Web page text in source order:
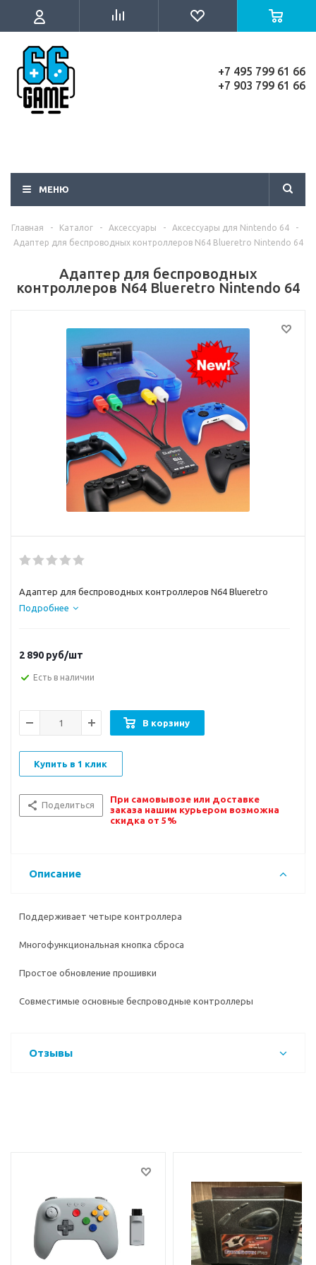
+7 495 799 61 66
+7 903 799 61 66
МЕНЮ
Главная - Каталог - Аксессуары - Аксессуары для Nintendo 64
-
Адаптер для беспроводных контроллеров N64 Blueretro Nintendo 64
Адаптер для беспроводных
контроллеров N64 Blueretro Nintendo 64
Адаптер для беспроводных контроллеров N64 Blueretro
Подробнее
2 890 руб/шт
Есть в наличии
В корзину
Купить в 1 клик
Поделиться
При самовывозе или доставке
заказа нашим курьером возможна
скидка от 5%
Описание
Поддерживает четыре контроллера
Многофункциональная кнопка сброса
Простое обновление прошивки
Совместимые основные беспроводные контроллеры
Отзывы